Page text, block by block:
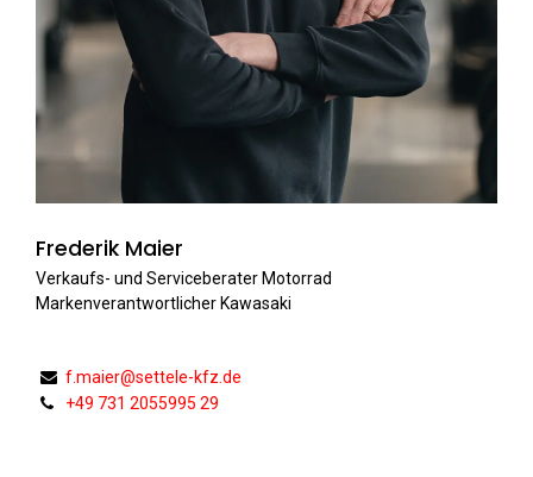
Frederik Maier
Verkaufs- und Serviceberater Motorrad
Markenverantwortlicher Kawasaki
f.maier@settele-kfz.de
+49 731 2055995 29